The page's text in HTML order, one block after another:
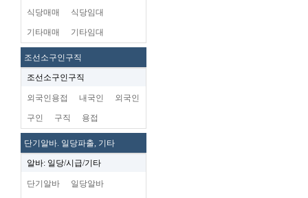
식당매매 식당임대
기타매매 기타임대
조선소구인구직
조선소구인구직
외국인용접 내국인 외국인
구인 구직 용접
단기알바. 일당파출, 기타
알바: 일당/시급/기타
단기알바 일당알바